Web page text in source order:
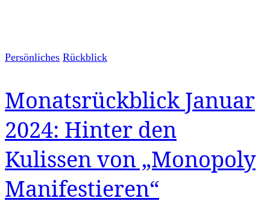
Persönliches Rückblick
Monatsrückblick Januar
2024: Hinter den
Kulissen von „Monopoly
Manifestieren“